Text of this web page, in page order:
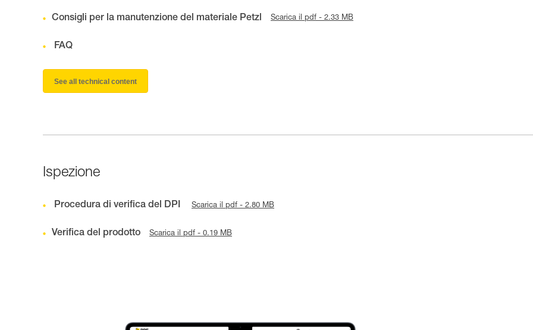
Consigli per la manutenzione del materiale Petzl Scarica il pdf - 2.33 MB
FAQ
See all technical content
Ispezione
Procedura di verifica del DPI Scarica il pdf - 2.80 MB
Verifica del prodotto Scarica il pdf - 0.19 MB